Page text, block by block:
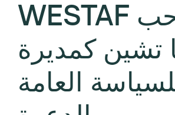
WESTAF ترحب
تشين كمديرة
العامة